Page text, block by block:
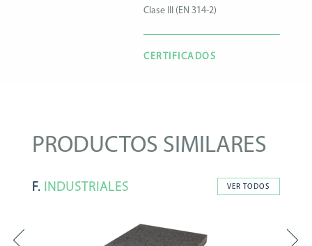
Clase III (EN 314-2)
CERTIFICADOS
PRODUCTOS SIMILARES
F. INDUSTRIALES VER TODOS